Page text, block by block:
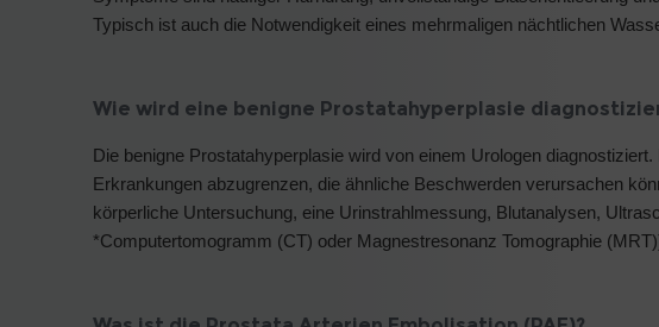
Typisch ist auch die Notwendigkeit eines mehrmaligen nächtlichen
Wie wird eine benigne Prostatahyperplasie
Die benigne Prostatahyperplasie wird von einem Urologen
Erkrankungen abzugrenzen, die ähnliche Beschwerden verursachen
körperliche Untersuchung, eine Urinstrahlmessung, Blutanalysen,
*Computertomogramm (CT) oder Magnestresonanz Tomographie